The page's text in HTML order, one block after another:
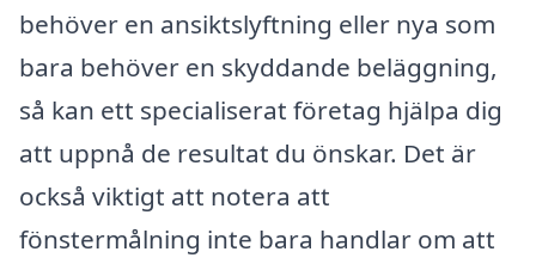
behöver en ansiktslyftning eller nya som
bara behöver en skyddande beläggning,
så kan ett specialiserat företag hjälpa dig
att uppnå de resultat du önskar. Det är
också viktigt att notera att
fönstermålning inte bara handlar om att